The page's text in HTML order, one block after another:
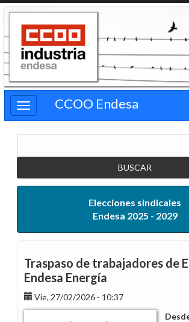
Pasar
contenido
principal
CCOO Endesa
Elecciones sindicales
Endesa 2025 - 2029
Traspaso de trabajadores de
Endesa Energía
Vie, 27/02/2026 - 10:37